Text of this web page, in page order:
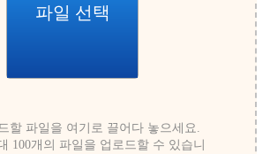
파일 선택
할 파일을 여기로 끌어다 놓으세요.
100개의 파일을 업로드할 수 있습니